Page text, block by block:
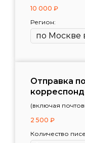
10 000 ₽
Регион:
Отправка
(включая
2 500 ₽
Количество